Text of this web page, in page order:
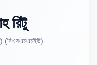
রিটু
(বিএসএমএমইউ)